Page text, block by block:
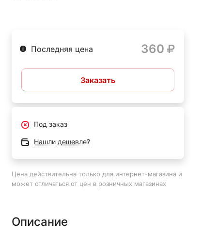
Изготовлено из высококачественной стали,
Острые зубья позволяют быстро и эффективно резать
различные материалы, включая дерево, пластик, металл
работы как с тонкими, так и с толстыми материалами.
Быстрая и легкая замена полотна благодаря
получать ровные и гладкие поверхности без заусенцев.
Последняя цена 360
Заказать
Под заказ
Нашли дешевле?
Цена действительна только для интернет-магазина и
может отличаться от цен в розничных магазинах
Описание